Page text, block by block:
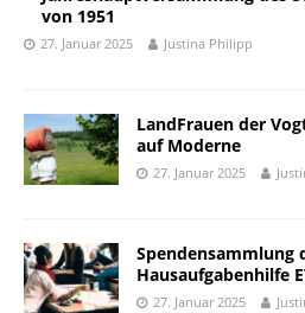
von 1951
27. Januar 2025 Justina Philipp
LandFrauen der
auf Moderne
27. Januar 2025
Spendensammlung
Hausaufgabenhilfe
27. Januar 2025